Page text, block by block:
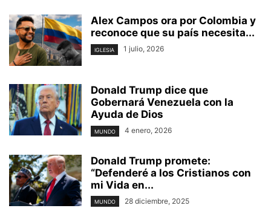
Alex Campos ora por Colombia y
reconoce que su país necesita...
IGLESIA 1 julio, 2026
Donald Trump dice que
Gobernará Venezuela con la
Ayuda de Dios
MUNDO 4 enero, 2026
Donald Trump promete:
“Defenderé a los Cristianos con
mi Vida en...
MUNDO 28 diciembre, 2025